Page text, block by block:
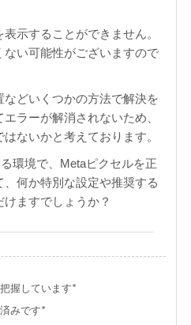
示することができません。
ない可能性がございますので
どいくつかの方法で解決を
ラーが解消されないため、
ないかと考えております。
環境で、Metaピクセルを正
何か特別な設定や推奨する
ますでしょうか？
握しています*
みです*